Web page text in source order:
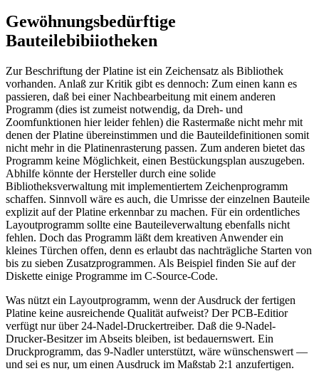
Gewöhnungsbedürftige
Bauteilebibiiotheken
Zur Beschriftung der Platine ist ein Zeichensatz als Bibliothek
vorhanden. Anlaß zur Kritik gibt es dennoch: Zum einen kann es
passieren, daß bei einer Nachbearbeitung mit einem anderen
Programm (dies ist zumeist notwendig, da Dreh- und
Zoomfunktionen hier leider fehlen) die Rastermaße nicht mehr mit
denen der Platine übereinstimmen und die Bauteildefinitionen somit
nicht mehr in die Platinenrasterung passen. Zum anderen bietet das
Programm keine Möglichkeit, einen Bestückungsplan auszugeben.
Abhilfe könnte der Hersteller durch eine solide
Bibliotheksverwaltung mit implementiertem Zeichenprogramm
schaffen. Sinnvoll wäre es auch, die Umrisse der einzelnen Bauteile
explizit auf der Platine erkennbar zu machen. Für ein ordentliches
Layoutprogramm sollte eine Bauteileverwaltung ebenfalls nicht
fehlen. Doch das Programm läßt dem kreativen Anwender ein
kleines Türchen offen, denn es erlaubt das nachträgliche Starten von
bis zu sieben Zusatzprogrammen. Als Beispiel finden Sie auf der
Diskette einige Programme im C-Source-Code.
Was nützt ein Layoutprogramm, wenn der Ausdruck der fertigen
Platine keine ausreichende Qualität aufweist? Der PCB-Editior
verfügt nur über 24-Nadel-Druckertreiber. Daß die 9-Nadel-
Drucker-Besitzer im Abseits bleiben, ist bedauernswert. Ein
Druckprogramm, das 9-Nadler unterstützt, wäre wünschenswert —
und sei es nur, um einen Ausdruck im Maßstab 2:1 anzufertigen.